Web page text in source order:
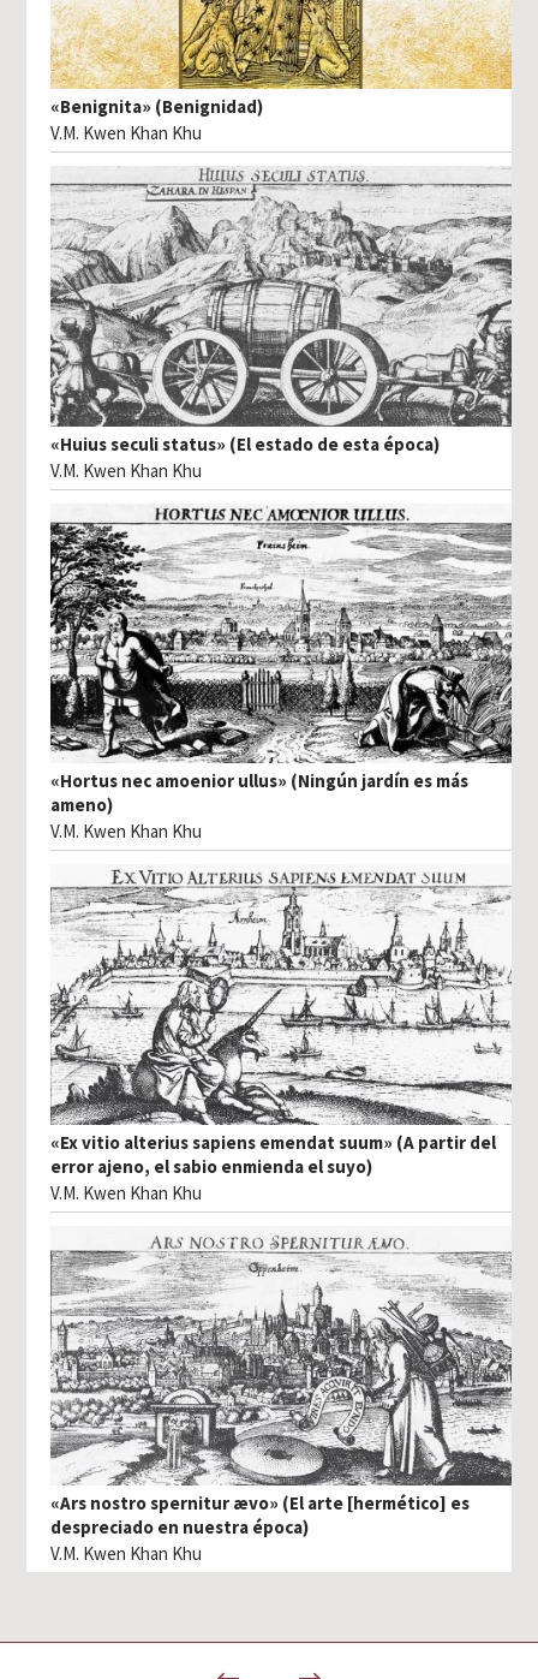
«Benignita» (Benignidad)
V.M. Kwen Khan Khu
«Huius seculi status» (El estado de esta época)
V.M. Kwen Khan Khu
«Hortus nec amoenior ullus» (Ningún jardín es más
ameno)
V.M. Kwen Khan Khu
«Ex vitio alterius sapiens emendat suum» (A partir del
error ajeno, el sabio enmienda el suyo)
V.M. Kwen Khan Khu
«Ars nostro spernitur ævo» (El arte [hermético] es
despreciado en nuestra época)
V.M. Kwen Khan Khu